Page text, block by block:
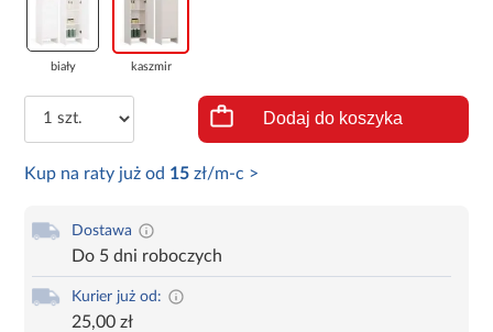
biały kaszmir
Dodaj do koszyka
Kup na raty już od 15 zł/m-c >
Dostawa
Do 5 dni roboczych
Kurier już od:
25,00 zł